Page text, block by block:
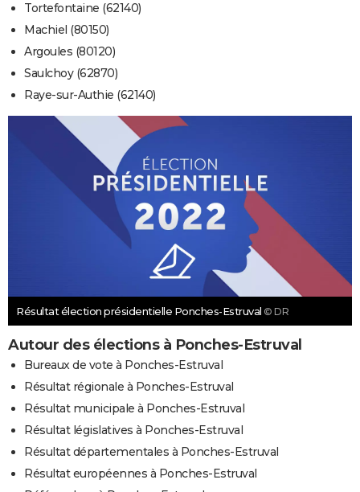
Tortefontaine (62140)
Machiel (80150)
Argoules (80120)
Saulchoy (62870)
Raye-sur-Authie (62140)
Résultat élection présidentielle Ponches-Estruval © DR
Autour des élections à Ponches-Estruval
Bureaux de vote à Ponches-Estruval
Résultat régionale à Ponches-Estruval
Résultat municipale à Ponches-Estruval
Résultat législatives à Ponches-Estruval
Résultat départementales à Ponches-Estruval
Résultat européennes à Ponches-Estruval